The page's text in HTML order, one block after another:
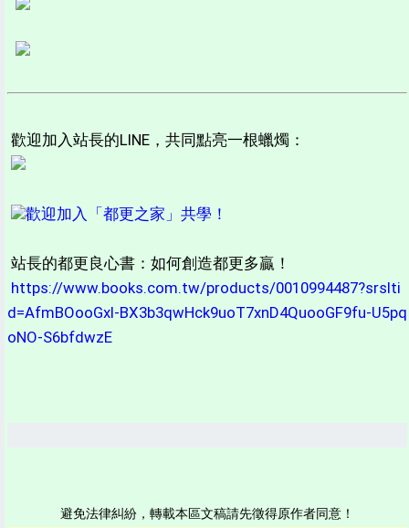
歡迎加入站長的LINE，共同點亮一根蠟燭：
歡迎加入「都更之家」共學！
站長的都更良心書：如何創造都更多贏！
https://www.books.com.tw/products/0010994487?srslti
d=AfmBOooGxI-BX3b3qwHck9uoT7xnD4QuooGF9fu-U5pq
oNO-S6bfdwzE
避免法律糾紛，轉載本區文稿請先徵得原作者同意！